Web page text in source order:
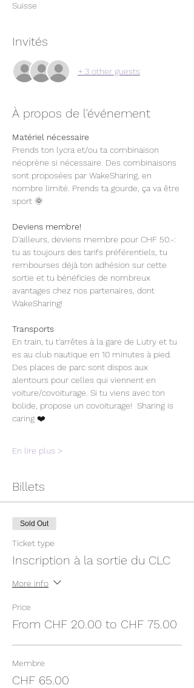
Suisse
Invités
+ 3 other guests
À propos de l'événement
Matériel nécessaire
Prends ton lycra et/ou ta combinaison
néoprène si nécessaire. Des combinaisons
sont proposées par WakeSharing, en
nombre limité. Prends ta gourde, ça va être
sport 🌞
Deviens membre!
D'ailleurs, deviens membre pour CHF 50.-:
tu as toujours des tarifs préférentiels, tu
rembourses déjà ton adhésion sur cette
sortie et tu bénéficies de nombreux
avantages chez nos partenaires, dont
WakeSharing!
Transports
En train, tu t'arrêtes à la gare de Lutry et tu
es au club nautique en 10 minutes à pied.
Des places de parc sont dispos aux
alentours pour celles qui viennent en
voiture/covoiturage. Si tu viens avec ton
bolide, propose un covoiturage!  Sharing is
caring ❤️
En lire plus >
Billets
Sold Out
Ticket type
Inscription à la sortie du CLC
More info
Price
From CHF 20.00 to CHF 75.00
Membre
CHF 65.00